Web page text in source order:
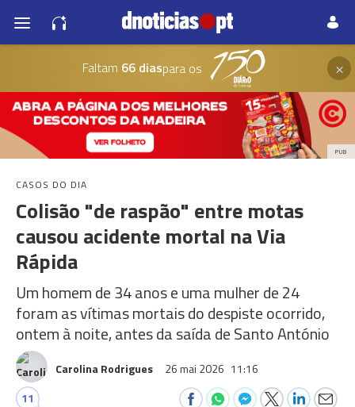
Faltam 66 diaspara os ×
PUB
CASOS DO DIA
Colisão "de raspão" entre motas
causou acidente mortal na Via
Rápida
Um homem de 34 anos e uma mulher de 24
foram as vítimas mortais do despiste ocorrido,
ontem à noite, antes da saída de Santo António
Carolina Rodrigues 26 mai 2026 11:16
11